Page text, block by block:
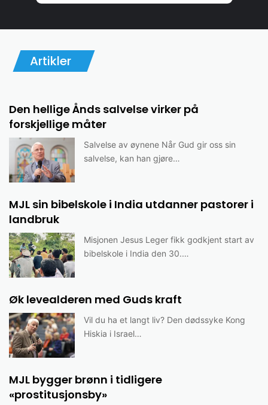
Artikler
Den hellige Ånds salvelse virker på
forskjellige måter
Salvelse av øynene Når Gud gir oss sin
salvelse, kan han gjøre…
MJL sin bibelskole i India utdanner pastorer i
landbruk
Misjonen Jesus Leger fikk godkjent start av
bibelskole i India den 30.…
Øk levealderen med Guds kraft
Vil du ha et langt liv? Den dødssyke Kong
Hiskia i Israel…
MJL bygger brønn i tidligere
«prostitusjonsby»